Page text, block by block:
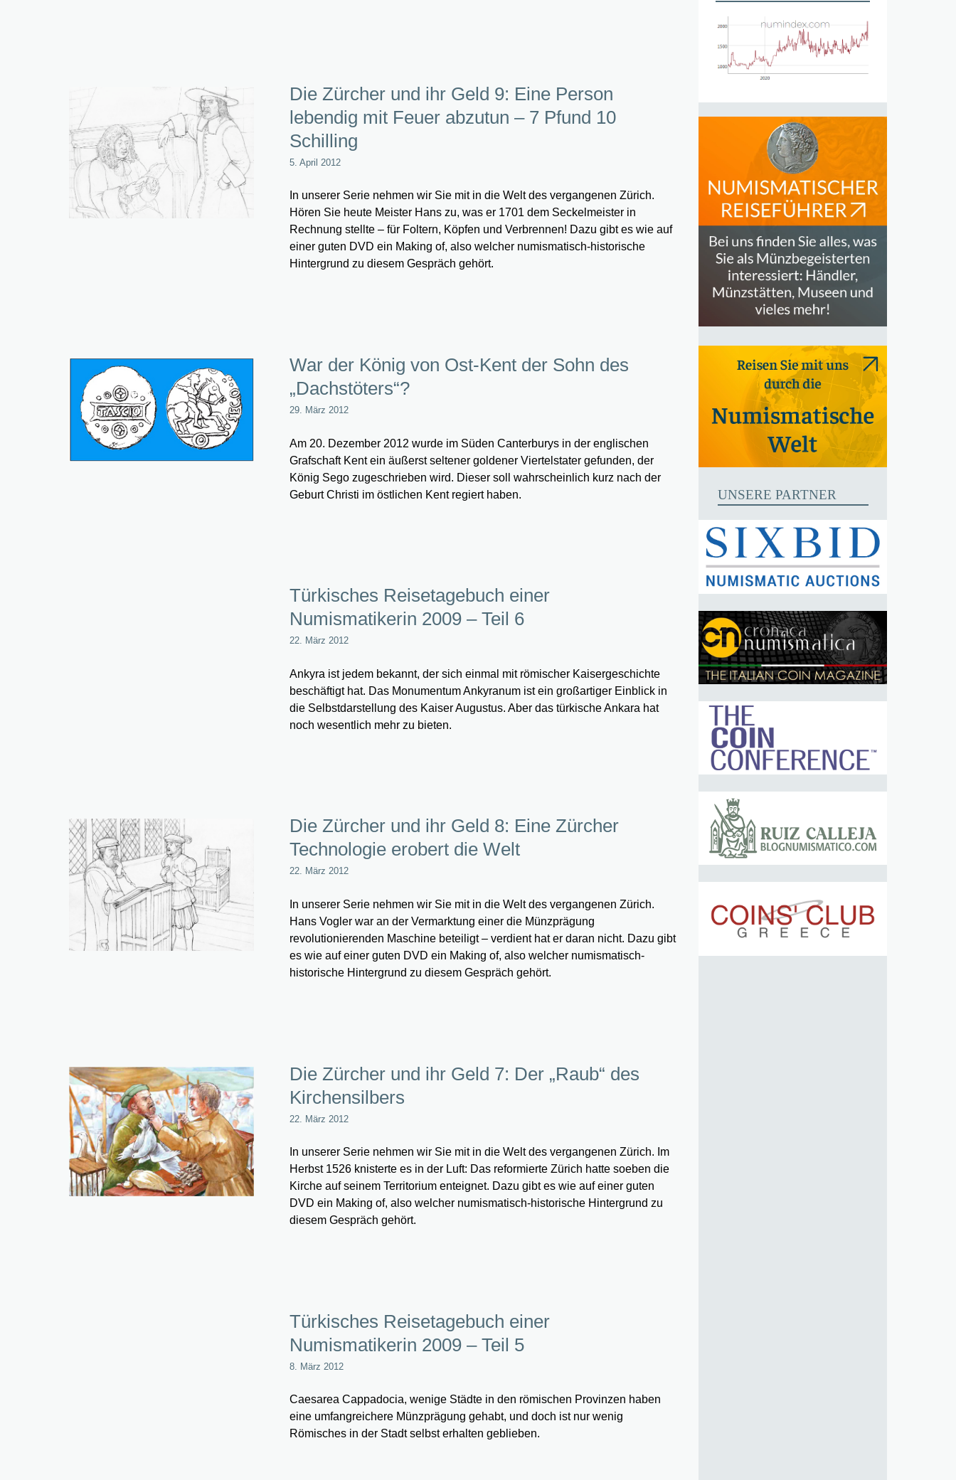
Die Zürcher und ihr Geld 9: Eine Person
lebendig mit Feuer abzutun – 7 Pfund 10
Schilling
5. April 2012
In unserer Serie nehmen wir Sie mit in die Welt des vergangenen Zürich.
Hören Sie heute Meister Hans zu, was er 1701 dem Seckelmeister in
Rechnung stellte – für Foltern, Köpfen und Verbrennen! Dazu gibt es wie auf
einer guten DVD ein Making of, also welcher numismatisch-historische
Hintergrund zu diesem Gespräch gehört.
War der König von Ost-Kent der Sohn des
„Dachstöters“?
29. März 2012
Am 20. Dezember 2012 wurde im Süden Canterburys in der englischen
Grafschaft Kent ein äußerst seltener goldener Viertelstater gefunden, der
König Sego zugeschrieben wird. Dieser soll wahrscheinlich kurz nach der
Geburt Christi im östlichen Kent regiert haben.
Türkisches Reisetagebuch einer
Numismatikerin 2009 – Teil 6
22. März 2012
Ankyra ist jedem bekannt, der sich einmal mit römischer Kaisergeschichte
beschäftigt hat. Das Monumentum Ankyranum ist ein großartiger Einblick in
die Selbstdarstellung des Kaiser Augustus. Aber das türkische Ankara hat
noch wesentlich mehr zu bieten.
Die Zürcher und ihr Geld 8: Eine Zürcher
Technologie erobert die Welt
22. März 2012
In unserer Serie nehmen wir Sie mit in die Welt des vergangenen Zürich.
Hans Vogler war an der Vermarktung einer die Münzprägung
revolutionierenden Maschine beteiligt – verdient hat er daran nicht. Dazu gibt
es wie auf einer guten DVD ein Making of, also welcher numismatisch-
historische Hintergrund zu diesem Gespräch gehört.
Die Zürcher und ihr Geld 7: Der „Raub“ des
Kirchensilbers
22. März 2012
In unserer Serie nehmen wir Sie mit in die Welt des vergangenen Zürich. Im
Herbst 1526 knisterte es in der Luft: Das reformierte Zürich hatte soeben die
Kirche auf seinem Territorium enteignet. Dazu gibt es wie auf einer guten
DVD ein Making of, also welcher numismatisch-historische Hintergrund zu
diesem Gespräch gehört.
Türkisches Reisetagebuch einer
Numismatikerin 2009 – Teil 5
8. März 2012
Caesarea Cappadocia, wenige Städte in den römischen Provinzen haben
eine umfangreichere Münzprägung gehabt, und doch ist nur wenig
Römisches in der Stadt selbst erhalten geblieben.
UNSERE PARTNER